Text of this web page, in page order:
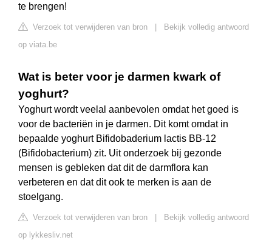
te brengen!
Verzoek tot verwijderen van bron | Bekijk volledig antwoord
op viata.be
Wat is beter voor je darmen kwark of
yoghurt?
Yoghurt wordt veelal aanbevolen omdat het goed is
voor de bacteriën in je darmen. Dit komt omdat in
bepaalde yoghurt Bifidobaderium lactis BB-12
(Bifidobacterium) zit. Uit onderzoek bij gezonde
mensen is gebleken dat dit de darmflora kan
verbeteren en dat dit ook te merken is aan de
stoelgang.
Verzoek tot verwijderen van bron | Bekijk volledig antwoord
op lykkesliv.net